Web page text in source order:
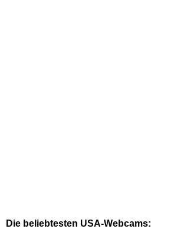
Die beliebtesten USA-Webcams: